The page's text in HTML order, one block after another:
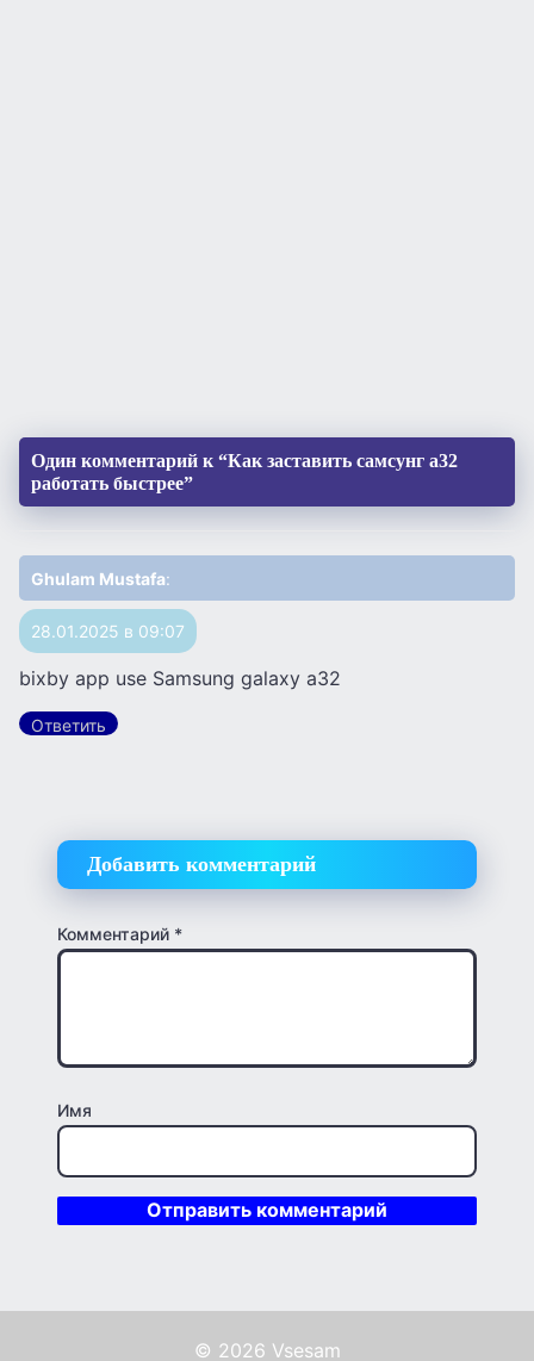
Один комментарий к “Как заставить самсунг а32
работать быстрее”
Ghulam Mustafa:
28.01.2025 в 09:07
bixby app use Samsung galaxy a32
Ответить
Добавить комментарий
Комментарий *
Имя
© 2026 Vsesam